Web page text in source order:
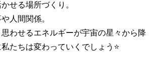
せる場所づくり。
人間関係。
わせるエネルギーが宇宙の星々から降
たちは変わっていくでしょう⭐️